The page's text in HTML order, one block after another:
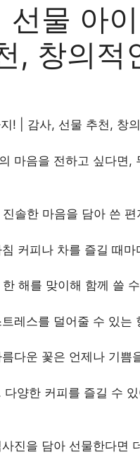
물 아
, 창의적
! | 감사, 선물 추천, 창
마음을 전하고 싶다면,
진솔한 마음을 담아 쓴
커피나 차를 즐길 때
해를 맞이해 함께 쓸
레스를 덜어줄 수 있는
다운 꽃은 언제나 기쁨
다양한 커피를 즐길 수
진을 담아 선물한다면